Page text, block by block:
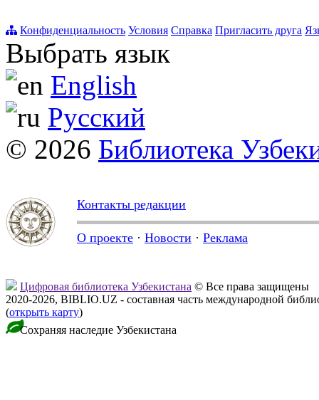
Конфиденциальность Условия Справка Пригласить друга
Выбрать язык
English
Русский
© 2026 Библиотека
Контакты редакции
О проекте · Новости · Реклама
Цифровая библиотека Узбекистана © Все права защищены
2020-2026, BIBLIO.UZ - составная часть международной
(открыть карту)
Сохраняя наследие Узбекистана